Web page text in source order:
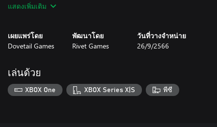
reclassified once again to become the DB BR 204.
has been authentically brought to life in Train Sim World 2!
แสดงเพิ่มเติม
เผยแพร่โดย
Dovetail Games
พัฒนาโดย
Rivet Games
วันที่วางจำหน่าย
26/9/2566
เล่นด้วย
XBOX One XBOX Series X|S พีซี